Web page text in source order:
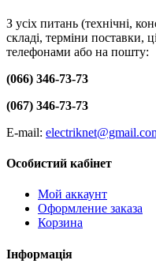
З усіх питань (технічні,
складі, терміни поставки,
телефонами або на пошту:
(066) 346-73-73
(067) 346-73-73
E-mail:
Особистий кабінет
Мой аккаунт
Оформление заказа
Корзина
Інформація